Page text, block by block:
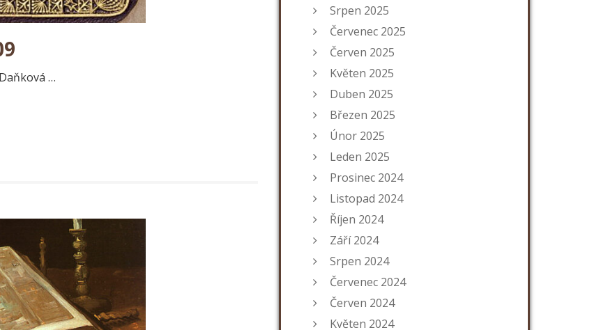
…
Srpen 2025
Červenec 2025
Červen 2025
Květen 2025
Duben 2025
Březen 2025
Únor 2025
Leden 2025
Prosinec 2024
Listopad 2024
Říjen 2024
Září 2024
Srpen 2024
Červenec 2024
Červen 2024
Květen 2024